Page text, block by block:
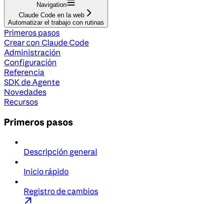
Navigation
Claude Code en la web
Automatizar el trabajo con rutinas
Primeros pasos
Crear con Claude Code
Administración
Configuración
Referencia
SDK de Agente
Novedades
Recursos
Primeros pasos
Descripción general
Inicio rápido
Registro de cambios